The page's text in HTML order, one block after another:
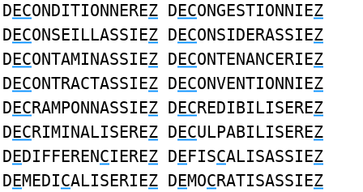
DECONDITIONNEREZ DECONGESTIONNIEZ
DECONSEILLASSIEZ DECONSIDERASSIEZ
DECONTAMINASSIEZ DECONTENANCERIEZ
DECONTRACTASSIEZ DECONVENTIONNIEZ
DECRAMPONNASSIEZ DECREDIBILISEREZ
DECRIMINALISEREZ DECULPABILISEREZ
DEDIFFERENCIEREZ DEFISCALISASSIEZ
DEMEDICALISERIEZ DEMOCRATISASSIEZ